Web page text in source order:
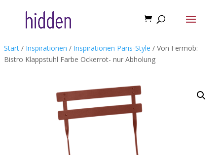
Start / Inspirationen / Inspirationen Paris-Style / Von Fermob:
Bistro Klappstuhl Farbe Ockerrot- nur Abholung